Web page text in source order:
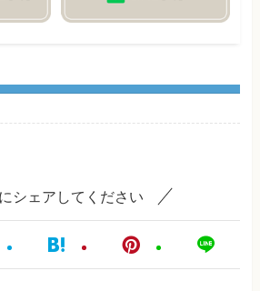
シェアしてください